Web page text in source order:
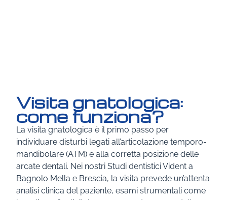
Visita gnatologica:
come funziona?
La visita gnatologica è il primo passo per
individuare disturbi legati all’articolazione temporo-
mandibolare (ATM) e alla corretta posizione delle
arcate dentali. Nei nostri Studi dentistici Vident a
Bagnolo Mella e Brescia, la visita prevede un’attenta
analisi clinica del paziente, esami strumentali come